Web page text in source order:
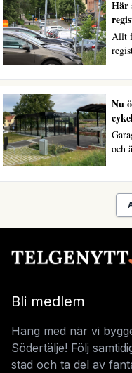
Här
Allt
Nu
och
Bli medlem
Häng med när vi
Södertälje! Följ
stad och ta del av